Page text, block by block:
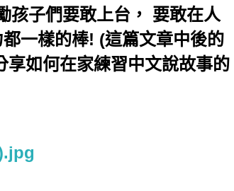
孩子們要敢上台， 要敢在人
一樣的棒! (這篇文章中後的
如何在家練習中文說故事的